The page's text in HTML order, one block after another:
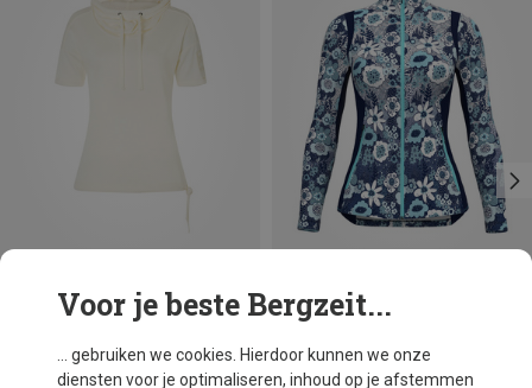
Je bespaart 36% Je bespaart 35%
Voor je beste Bergzeit...
... gebruiken we cookies. Hierdoor kunnen we onze
diensten voor je optimaliseren, inhoud op je afstemmen